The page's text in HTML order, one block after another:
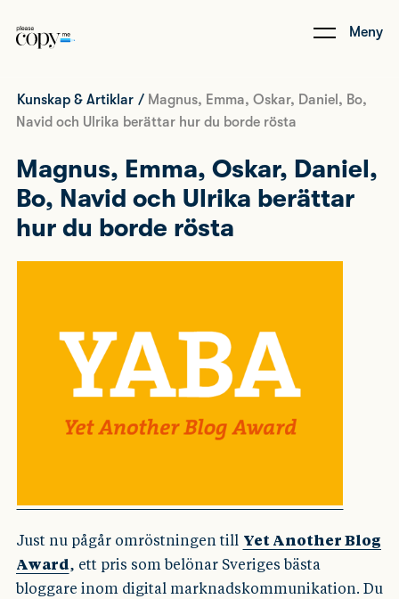
Meny
Kunskap & Artiklar / Magnus, Emma, Oskar, Daniel, Bo,
Navid och Ulrika berättar hur du borde rösta
Magnus, Emma, Oskar, Daniel,
Bo, Navid och Ulrika berättar
hur du borde rösta
Just nu pågår omröstningen till Yet Another Blog
Award, ett pris som belönar Sveriges bästa
bloggare inom digital marknadskommunikation. Du